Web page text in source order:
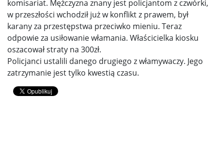
komisariat. Mężczyzna znany jest policjantom z czwórki,
w przeszłości wchodził już w konflikt z prawem, był
karany za przestępstwa przeciwko mieniu. Teraz
odpowie za usiłowanie włamania. Właścicielka kiosku
oszacował straty na 300zł.
Policjanci ustalili danego drugiego z włamywaczy. Jego
zatrzymanie jest tylko kwestią czasu.